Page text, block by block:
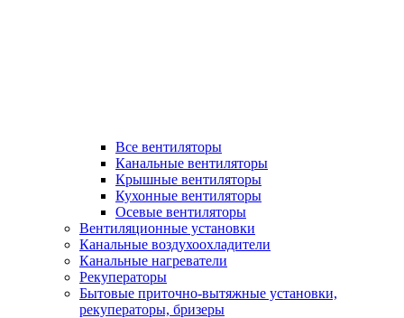
Все вентиляторы
Канальные вентиляторы
Крышные вентиляторы
Кухонные вентиляторы
Осевые вентиляторы
Вентиляционные установки
Канальные воздухоохладители
Канальные нагреватели
Рекуператоры
Бытовые приточно-вытяжные установки,
рекуператоры, бризеры